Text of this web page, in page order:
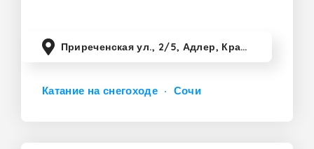
Приреченская ул., 2/5, Адлер, Краснодарский край, Россия
Катание на снегоходе Сочи